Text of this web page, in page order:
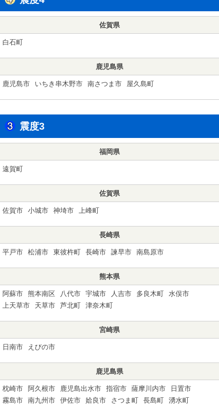
佐賀県
白石町
鹿児島県
鹿児島市 いちき串木野市 南さつま市 屋久島町
震度3
福岡県
遠賀町
佐賀県
佐賀市 小城市 神埼市 上峰町
長崎県
平戸市 松浦市 東彼杵町 長崎市 諫早市 南島原市
熊本県
阿蘇市 熊本南区 八代市 宇城市 人吉市 多良木町
水俣市
上天草市
天草市 芦北町 津奈木町
宮崎県
日南市 えびの市
鹿児島県
枕崎市 阿久根市 鹿児島出水市 指宿市 薩摩川内市
日置市
霧島市
南九州市 伊佐市 姶良市 さつま町 長島町
湧水町